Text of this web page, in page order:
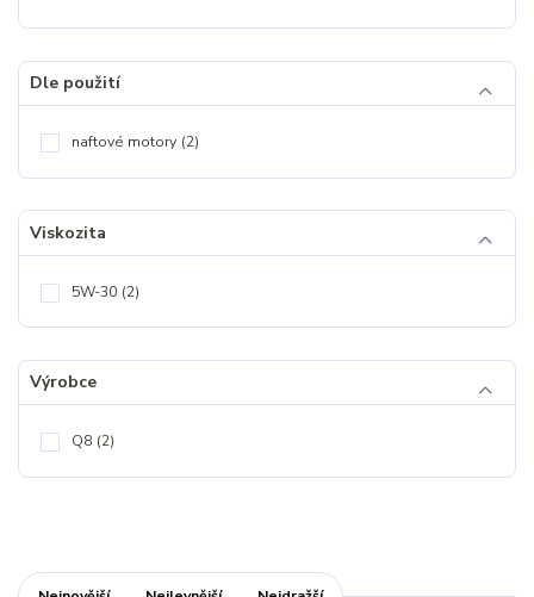
Dle použití
naftové motory (2)
Viskozita
5W-30 (2)
Výrobce
Q8 (2)